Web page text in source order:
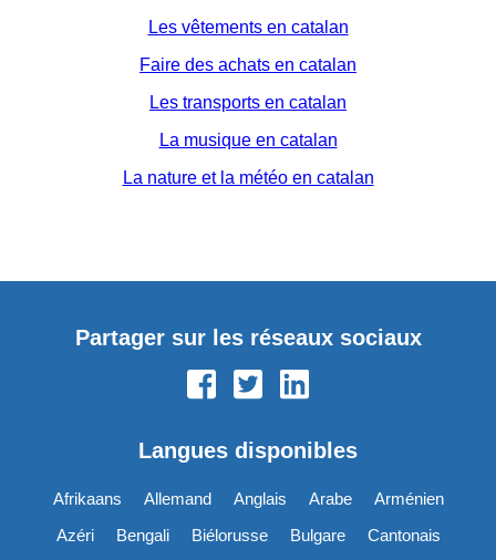
Les vêtements en catalan
Faire des achats en catalan
Les transports en catalan
La musique en catalan
La nature et la météo en catalan
Partager sur les réseaux sociaux
Langues disponibles
Afrikaans Allemand Anglais Arabe
Arménien
Azéri
Bengali Biélorusse Bulgare
Cantonais